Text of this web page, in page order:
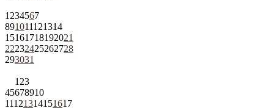
1 234567
891011121314
15161718192021
22232425262728
293031
1 23
45678910
11121314151617